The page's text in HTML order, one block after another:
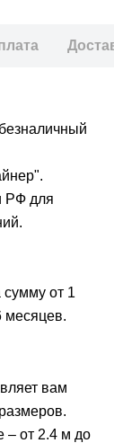
РФ для
от 1
месяцев.
вам
– от 2.4 м до